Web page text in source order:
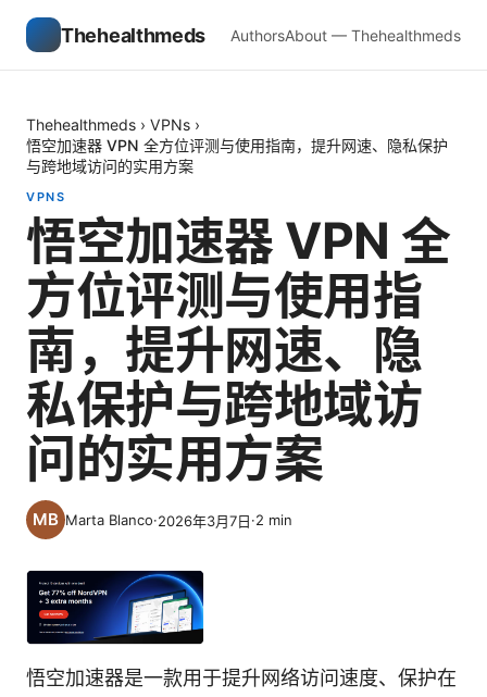
Thehealthmeds AuthorsAbout — Thehealthmeds
Thehealthmeds › VPNs ›
悟空加速器 VPN 全方位评测与使用指南，提升网速、隐私保护
与跨地域访问的实用方案
VPNS
悟空加速器 VPN 全
方位评测与使用指
南，提升网速、隐
私保护与跨地域访
问的实用方案
Marta Blanco·2026年3月7日·2 min
悟空加速器是一款用于提升网络访问速度、保护在